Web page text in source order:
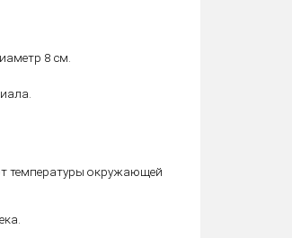
8 см.
температуры окружающей